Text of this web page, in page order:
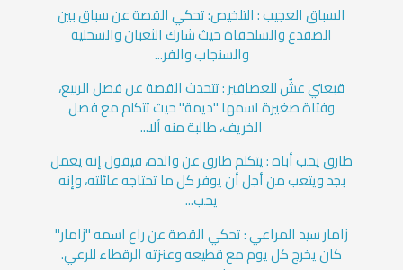
السباق العجيب : التلخيص: تحكي القصة عن سباق بين
الضفدع والسلحفاة حيث شارك الثعبان والسحلية
والسنجاب والفر...
قبعتي عشٌ للعصافير : تتحدث القصة عن فصل الربيع،
وفتاة صغيرة اسمها "ديمة" حيث تتكلم مع فصل
الخريف، طالبة منه ألا...
طارق يحب أباه : يتكلم طارق عن والده، فيقول إنه يعمل
بجد ويتعب من أجل أن يوفر كل ما تحتاجه عائلته، وإنه
يحب...
زامار سيد المراعي : تحكي القصة عن راع اسمه "زامار"
كان يخرج كل يوم مع قطيعه وعنزته الرقطاء للرعي.